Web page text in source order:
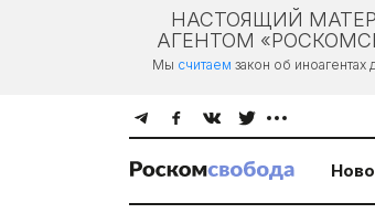
НАСТОЯЩИЙ
АГЕНТОМ
Мы считаем закон об